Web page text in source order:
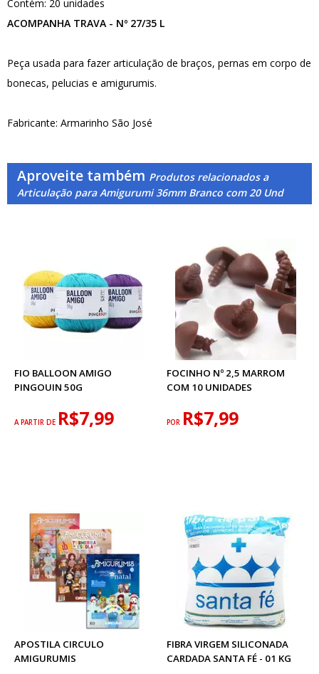
Contém: 20 unidades
ACOMPANHA TRAVA - Nº 27/35 L
Peça usada para fazer articulação de braços, pernas em corpo de
bonecas, pelucias e amigurumis.
Fabricante: Armarinho São José
Aproveite também Produtos relacionados a
Articulação para Amigurumi 36mm Branco com 20 Und
FIO BALLOON AMIGO
PINGOUIN 50G
A PARTIR DE R$7,99
FOCINHO Nº 2,5 MARROM
COM 10 UNIDADES
POR R$7,99
APOSTILA CIRCULO
AMIGURUMIS
FIBRA VIRGEM SILICONADA
CARDADA SANTA FÉ - 01 KG